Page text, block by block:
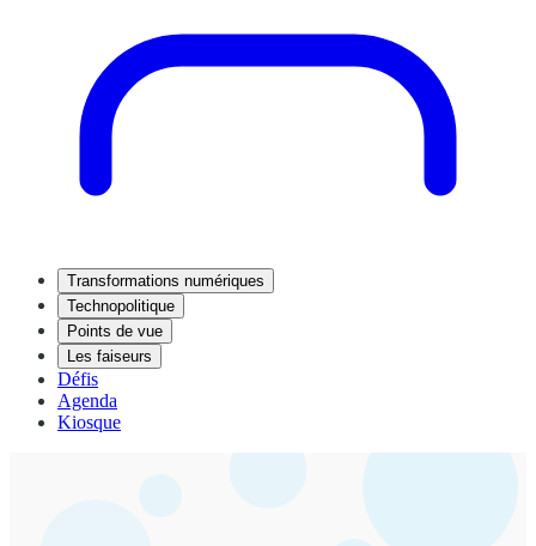
Transformations numériques
Technopolitique
Points de vue
Les faiseurs
Défis
Agenda
Kiosque